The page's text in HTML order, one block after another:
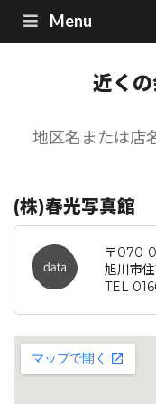
Menu
近く
(株)春光写真館
〒070-
旭川市
TEL